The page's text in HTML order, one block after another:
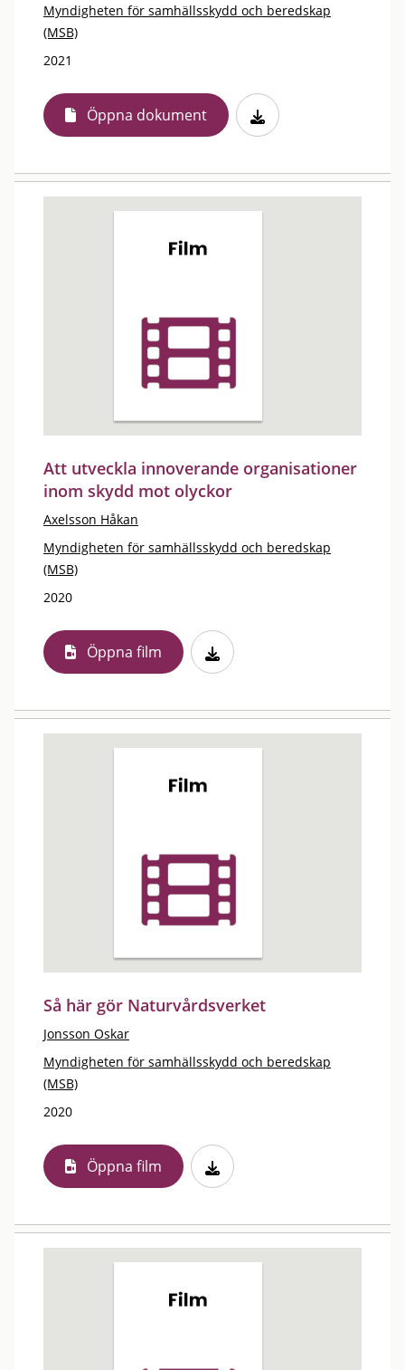
Myndigheten för samhällsskydd och beredskap
(MSB)
2021
Öppna dokument
Att utveckla innoverande organisationer
inom skydd mot olyckor
Axelsson Håkan
Myndigheten för samhällsskydd och beredskap
(MSB)
2020
Öppna film
Så här gör Naturvårdsverket
Jonsson Oskar
Myndigheten för samhällsskydd och beredskap
(MSB)
2020
Öppna film